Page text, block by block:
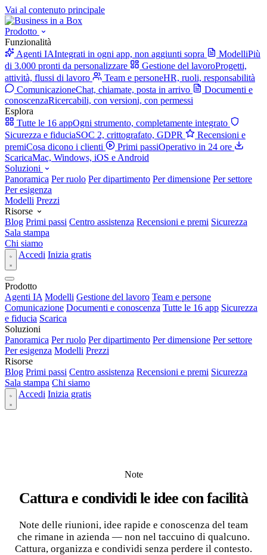
Vai al contenuto principale
Prodotto
Funzionalità
Agenti IAIntegrati in ogni app, non aggiunti sopra ModelliPiù
di 3.000 pronti da personalizzare
Gestione del lavoroProgetti,
attività, flussi di lavoro
Team e personeHR, ruoli, responsabilità
ComunicazioneChat, chiamate, posta in arrivo
Documenti e
conoscenzaRicercabili, con versioni, con permessi
Esplora
Tutte le 16 appOgni strumento, completamente integrato
Sicurezza e fiduciaSOC 2, crittografato, GDPR
Recensioni e
premiCosa dicono i clienti Primi passiOperativo in 24 ore
ScaricaMac, Windows, iOS e Android
Soluzioni
Panoramica Per ruolo Per dipartimento Per dimensione Per settore
Per esigenza
Modelli Prezzi
Risorse
Blog Primi passi Centro assistenza Recensioni e premi Sicurezza
Sala stampa
Chi siamo
Accedi Inizia gratis
Prodotto
Agenti IA Modelli Gestione del lavoro Team e persone
Comunicazione Documenti e conoscenza Tutte le 16 app Sicurezza
e fiducia Scarica
Soluzioni
Panoramica Per ruolo Per dipartimento Per dimensione Per settore
Per esigenza Modelli Prezzi
Risorse
Blog Primi passi Centro assistenza Recensioni e premi Sicurezza
Sala stampa Chi siamo
Accedi Inizia gratis
Note
Cattura e condividi le idee con facilità
Note delle riunioni, idee rapide e conoscenza del team
che rimane in azienda — non nel taccuino di qualcuno.
Cattura, organizza e condividi senza perdere il contesto.